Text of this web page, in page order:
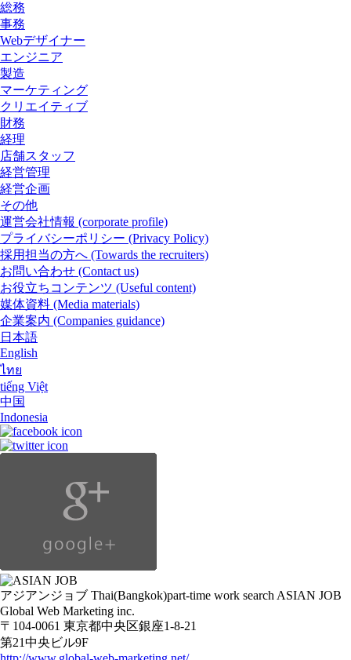
総務
事務
Webデザイナー
エンジニア
製造
マーケティング
クリエイティブ
財務
経理
店舗スタッフ
経営管理
経営企画
その他
運営会社情報 (corporate profile)
プライバシーポリシー (Privacy Policy)
採用担当の方へ (Towards the recruiters)
お問い合わせ (Contact us)
お役立ちコンテンツ (Useful content)
媒体資料 (Media materials)
企業案内 (Companies guidance)
日本語
English
ไทย
tiếng Việt
中国
Indonesia
アジアンジョブ Thai(Bangkok)part-time work search ASIAN JOB
Global Web Marketing inc.
〒104-0061 東京都中央区銀座1-8-21
第21中央ビル9F